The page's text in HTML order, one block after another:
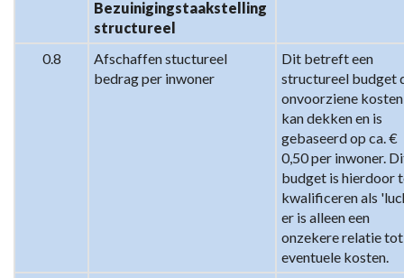
Bezuinigingstaakstelling
structureel
0.8
Afschaffen stuctureel
bedrag per inwoner
Dit betreft een
structureel budget
onvoorziene kosten
kan dekken en is
gebaseerd op ca. €
0,50 per inwoner.
budget is hierdoor
kwalificeren als
er is alleen een
onzekere relatie tot
eventuele kosten.